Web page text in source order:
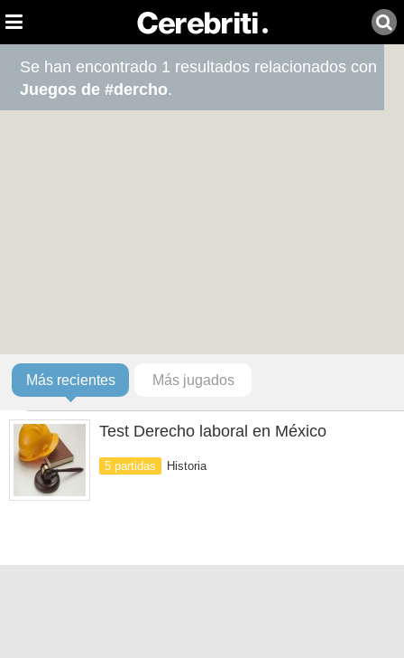
Se han encontrado 1 resultados relacionados con
Juegos de #dercho.
Más recientes Más jugados
Test Derecho laboral en México
5 partidas Historia